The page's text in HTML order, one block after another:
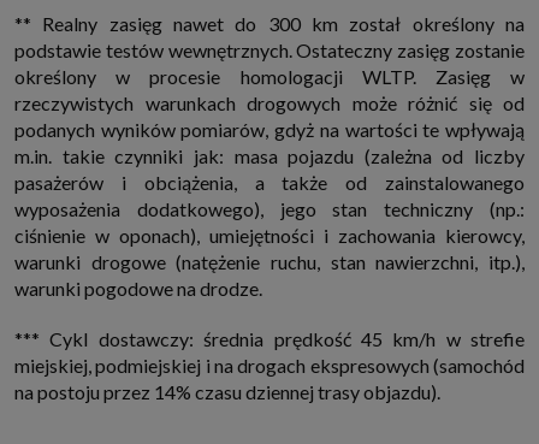
ruchu na stronach, aplikacjach i w Internecie. W ten sposób technologię tę
wykorzystują również podmioty z Grupy SAGIER oraz nasi Zaufani
Partnerzy, którzy także chcą dopasowywać reklamy do Twoich preferencji.
Cookies to dane informatyczne zapisywane w plikach i przechowywane na
Twoim urządzeniu końcowym (tj. twój komputer, tablet, smartphone itp.),
które przeglądarka wysyła do serwera przy każdorazowym wejściu na
stronę z tego urządzenia, podczas gdy odwiedzasz strony w Internecie.
Szczegółową informację na temat plików cookie i ich funkcjonowania
znajdziesz
pod tym linkiem . Pod tym linkiem znajdziesz także informację
o tym jak zmienić ustawienia przeglądarki, aby ograniczyć lub wyłączyć
funkcjonowanie plików cookies itp. oraz jak usunąć takie pliki z Twojego
urządzenia.
Twoje uprawnienia
Przysługują Ci następujące uprawnienia wobec Twoich danych i ich
przetwarzania przez nas, inne podmioty z Grupy SAGIER i Zaufanych
1. Jeśli udzieliłeś zgody na przetwarzanie danych możesz ją w każdej
chwili wycofać (cofnięcie zgody oczywiście nie uchyli zgodności z prawem
przetwarzania już dokonanego na jej podstawie);
** Realny zasięg nawet do 300 km został określony na
podstawie testów wewnętrznych. Ostateczny zasięg zostanie
określony w procesie homologacji WLTP. Zasięg w
rzeczywistych warunkach drogowych może różnić się od
podanych wyników pomiarów, gdyż na wartości te wpływają
m.in. takie czynniki jak: masa pojazdu (zależna od liczby
pasażerów i obciążenia, a także od zainstalowanego
wyposażenia dodatkowego), jego stan techniczny (np.:
ciśnienie w oponach), umiejętności i zachowania kierowcy,
warunki drogowe (natężenie ruchu, stan nawierzchni, itp.),
warunki pogodowe na drodze.
*** Cykl dostawczy: średnia prędkość 45 km/h w strefie
miejskiej, podmiejskiej i na drogach ekspresowych (samochód
na postoju przez 14% czasu dziennej trasy objazdu).